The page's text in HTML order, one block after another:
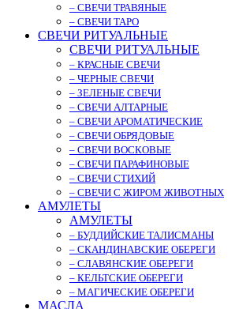
– СВЕЧИ ТРАВЯНЫЕ
– СВЕЧИ ТАРО
СВЕЧИ РИТУАЛЬНЫЕ
СВЕЧИ РИТУАЛЬНЫЕ
– КРАСНЫЕ СВЕЧИ
– ЧЕРНЫЕ СВЕЧИ
– ЗЕЛЕНЫЕ СВЕЧИ
– СВЕЧИ АЛТАРНЫЕ
– СВЕЧИ АРОМАТИЧЕСКИЕ
– СВЕЧИ ОБРЯДОВЫЕ
– СВЕЧИ ВОСКОВЫЕ
– СВЕЧИ ПАРАФИНОВЫЕ
– СВЕЧИ СТИХИЙ
– СВЕЧИ С ЖИРОМ ЖИВОТНЫХ
АМУЛЕТЫ
АМУЛЕТЫ
– БУДДИЙСКИЕ ТАЛИСМАНЫ
– СКАНДИНАВСКИЕ ОБЕРЕГИ
– СЛАВЯНСКИЕ ОБЕРЕГИ
– КЕЛЬТСКИЕ ОБЕРЕГИ
– МАГИЧЕСКИЕ ОБЕРЕГИ
МАСЛА